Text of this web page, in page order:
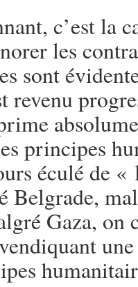
c’est la
les
sont
revenu
principes
éculé de
Belgrade,
Gaza, on